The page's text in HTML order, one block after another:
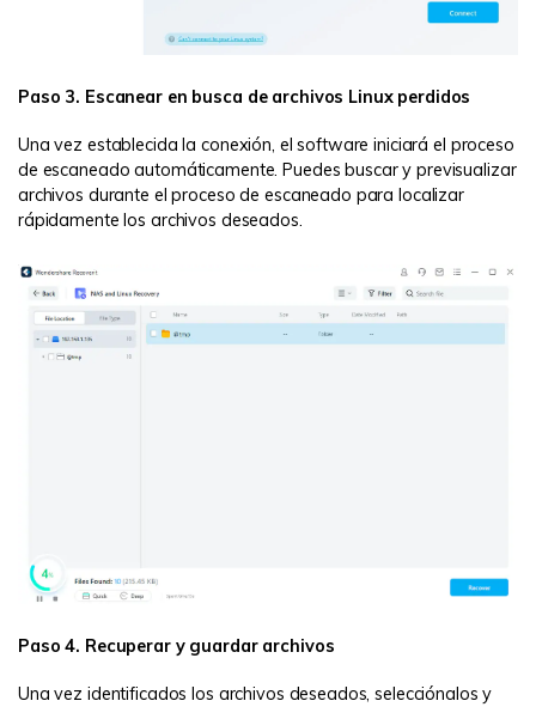
Paso 3. Escanear en busca de archivos Linux perdidos
Una vez establecida la conexión, el software iniciará el proceso
de escaneado automáticamente. Puedes buscar y previsualizar
archivos durante el proceso de escaneado para localizar
rápidamente los archivos deseados.
Paso 4. Recuperar y guardar archivos
Una vez identificados los archivos deseados, selecciónalos y